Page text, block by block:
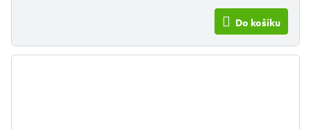
Do košíku